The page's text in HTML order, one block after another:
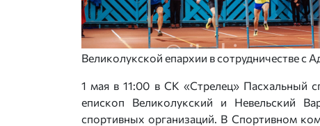
Великолукской епархии в сотрудничестве с
1 мая в 11:00 в СК «Стрелец» Пасхальный
епископ Великолукский и Невельский
спортивных организаций. В Спортивном